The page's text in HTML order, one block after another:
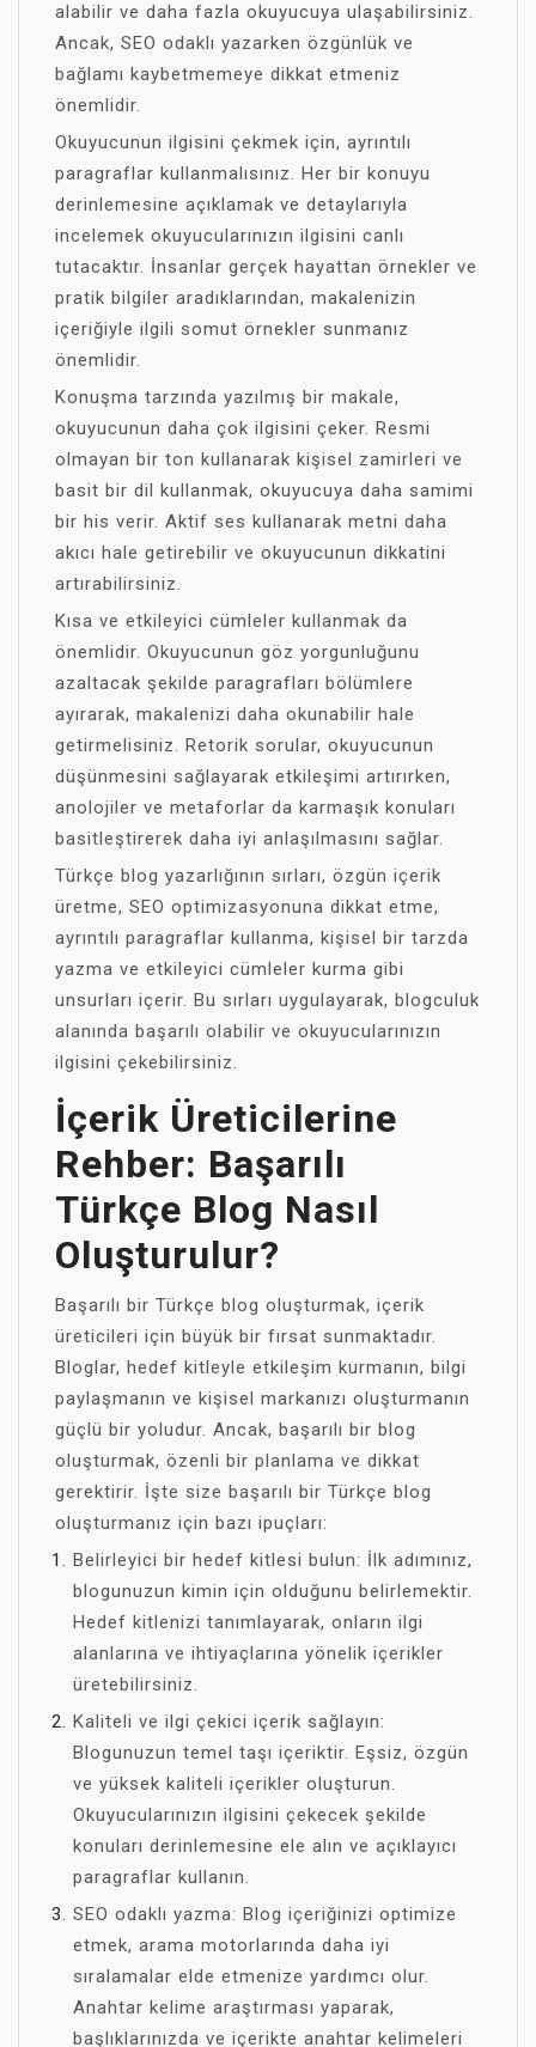
alabilir ve daha fazla okuyucuya ulaşabilirsiniz.
Ancak, SEO odaklı yazarken özgünlük ve
bağlamı kaybetmemeye dikkat etmeniz
önemlidir.
Okuyucunun ilgisini çekmek için, ayrıntılı
paragraflar kullanmalısınız. Her bir konuyu
derinlemesine açıklamak ve detaylarıyla
incelemek okuyucularınızın ilgisini canlı
tutacaktır. İnsanlar gerçek hayattan örnekler ve
pratik bilgiler aradıklarından, makalenizin
içeriğiyle ilgili somut örnekler sunmanız
önemlidir.
Konuşma tarzında yazılmış bir makale,
okuyucunun daha çok ilgisini çeker. Resmi
olmayan bir ton kullanarak kişisel zamirleri ve
basit bir dil kullanmak, okuyucuya daha samimi
bir his verir. Aktif ses kullanarak metni daha
akıcı hale getirebilir ve okuyucunun dikkatini
artırabilirsiniz.
Kısa ve etkileyici cümleler kullanmak da
önemlidir. Okuyucunun göz yorgunluğunu
azaltacak şekilde paragrafları bölümlere
ayırarak, makalenizi daha okunabilir hale
getirmelisiniz. Retorik sorular, okuyucunun
düşünmesini sağlayarak etkileşimi artırırken,
anolojiler ve metaforlar da karmaşık konuları
basitleştirerek daha iyi anlaşılmasını sağlar.
Türkçe blog yazarlığının sırları, özgün içerik
üretme, SEO optimizasyonuna dikkat etme,
ayrıntılı paragraflar kullanma, kişisel bir tarzda
yazma ve etkileyici cümleler kurma gibi
unsurları içerir. Bu sırları uygulayarak, blogculuk
alanında başarılı olabilir ve okuyucularınızın
ilgisini çekebilirsiniz.
İçerik Üreticilerine
Rehber: Başarılı
Türkçe Blog Nasıl
Oluşturulur?
Başarılı bir Türkçe blog oluşturmak, içerik
üreticileri için büyük bir fırsat sunmaktadır.
Bloglar, hedef kitleyle etkileşim kurmanın, bilgi
paylaşmanın ve kişisel markanızı oluşturmanın
güçlü bir yoludur. Ancak, başarılı bir blog
oluşturmak, özenli bir planlama ve dikkat
gerektirir. İşte size başarılı bir Türkçe blog
oluşturmanız için bazı ipuçları:
Belirleyici bir hedef kitlesi bulun: İlk adımınız,
blogunuzun kimin için olduğunu belirlemektir.
Hedef kitlenizi tanımlayarak, onların ilgi
alanlarına ve ihtiyaçlarına yönelik içerikler
üretebilirsiniz.
Kaliteli ve ilgi çekici içerik sağlayın:
Blogunuzun temel taşı içeriktir. Eşsiz, özgün
ve yüksek kaliteli içerikler oluşturun.
Okuyucularınızın ilgisini çekecek şekilde
konuları derinlemesine ele alın ve açıklayıcı
paragraflar kullanın.
SEO odaklı yazma: Blog içeriğinizi optimize
etmek, arama motorlarında daha iyi
sıralamalar elde etmenize yardımcı olur.
Anahtar kelime araştırması yaparak,
başlıklarınızda ve içerikte anahtar kelimeleri